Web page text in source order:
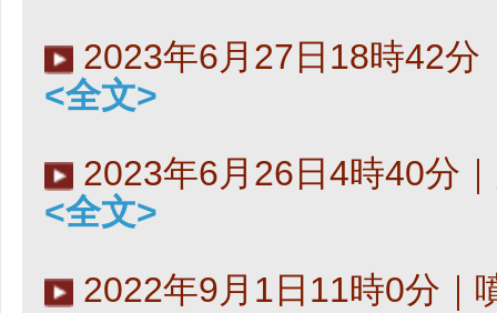
2023年6月27日18時42分
<全文>
2023年6月26日4時40分
<全文>
2022年9月1日11時0分｜